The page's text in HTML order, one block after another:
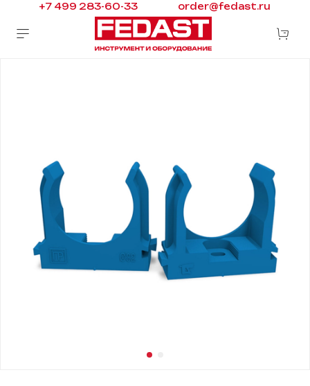
+7 499 283-60-33 order@fedast.ru